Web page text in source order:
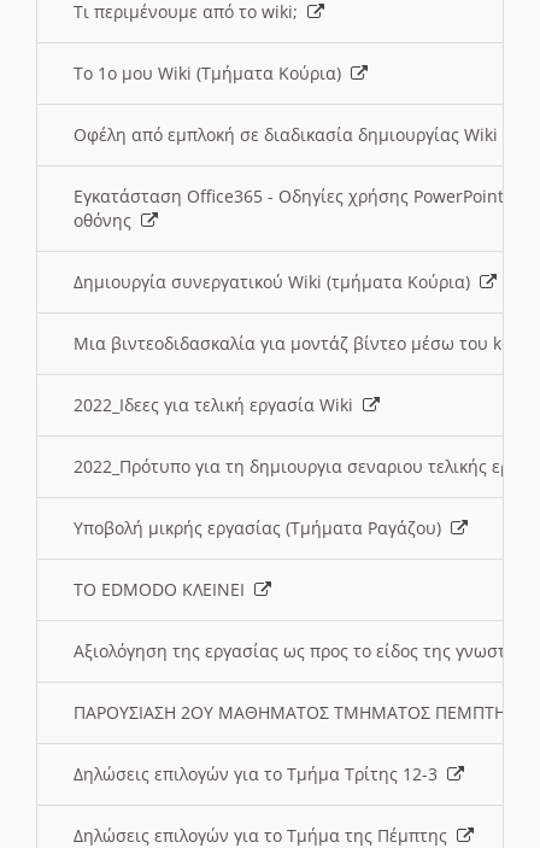
Τι περιμένουμε από το wiki;
Το 1ο μου Wiki (Τμήματα Κούρια)
Οφέλη από εμπλοκή σε διαδικασία δημιουργίας Wiki
Εγκατάσταση Office365 - Οδηγίες χρήσης PowerPoint
οθόνης
Δημιουργία συνεργατικού Wiki (τμήματα Κούρια)
Μια βιντεοδιδασκαλία για μοντάζ βίντεο μέσω του
2022_Ιδεες για τελική εργασία Wiki
2022_Πρότυπο για τη δημιουργια σεναριου τελικής
Υποβολή μικρής εργασίας (Τμήματα Ραγάζου)
ΤΟ EDMODO ΚΛΕΙΝΕΙ
Αξιολόγηση της εργασίας ως προς το είδος της
ΠΑΡΟΥΣΙΑΣΗ 2ΟΥ ΜΑΘΗΜΑΤΟΣ ΤΜΗΜΑΤΟΣ
Δηλώσεις επιλογών για το Τμήμα Τρίτης 12-3
Δηλώσεις επιλογών για το Τμήμα της Πέμπτης